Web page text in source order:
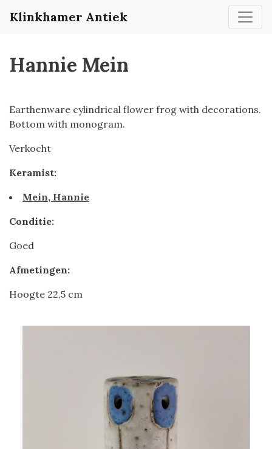
Klinkhamer Antiek
Hannie Mein
Earthenware cylindrical flower frog with decorations.
Bottom with monogram.
Verkocht
Keramist:
Mein, Hannie
Conditie:
Goed
Afmetingen:
Hoogte 22,5 cm